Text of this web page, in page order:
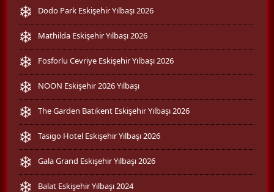
Dodo Park Eskişehir Yılbaşı 2026
Mathilda Eskişehir Yılbaşı 2026
Fosforlu Cevriye Eskişehir Yılbaşı 2026
NOON Eskişehir 2026 Yılbaşı
The Garden Batıkent Eskişehir Yılbaşı 2026
Tasigo Hotel Eskişehir Yılbaşı 2026
Gala Grand Eskişehir Yılbaşı 2026
Balat Eskişehir Yılbaşı 2024